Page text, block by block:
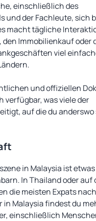
einschließlich des
und der Fachleute, sich
macht tägliche
Immobilienkauf oder
viel
und offiziellen
verfügbar, was viele der
auf die du
in Malaysia ist
In Thailand oder auf
die meisten Expats
in Malaysia findest du
einschließlich